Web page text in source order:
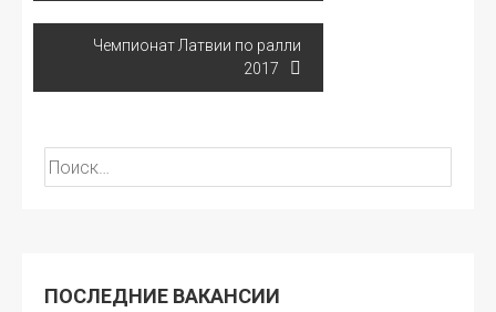
записям
Чемпионат Латвии по ралли
2017
Найти:
ПОСЛЕДНИЕ ВАКАНСИИ